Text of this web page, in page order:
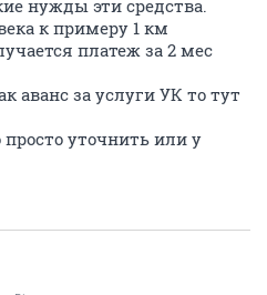
нужды эти средства.
к примеру 1 км
платеж за 2 мес
аванс за услуги УК то тут
уточнить или у